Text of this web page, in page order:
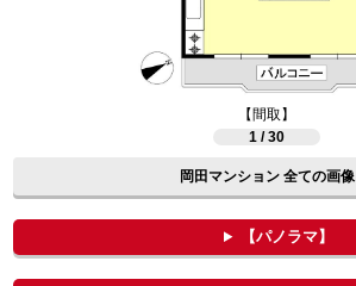
【間取】
1 / 30
岡田マンション 全ての画像
【パノラマ】